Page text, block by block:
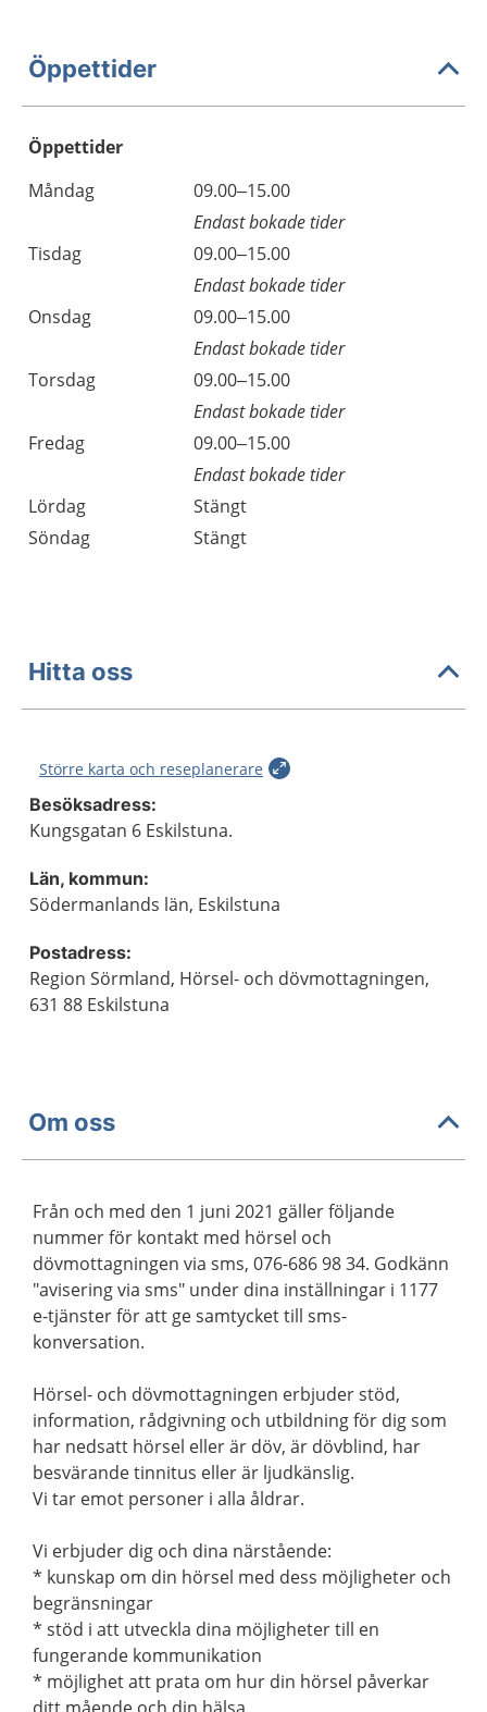
Öppettider
Öppettider
Dag
Öppettider
Kommentarer
Måndag
09.00–15.00
Endast bokade tider
Tisdag
09.00–15.00
Endast bokade tider
Onsdag
09.00–15.00
Endast bokade tider
Torsdag
09.00–15.00
Endast bokade tider
Fredag
09.00–15.00
Endast bokade tider
Lördag
Stängt
Söndag
Stängt
Hitta oss
Större karta och reseplanerare
Besöksadress:
Kungsgatan 6 Eskilstuna.
Län, kommun:
Södermanlands län, Eskilstuna
Postadress:
Region Sörmland, Hörsel- och dövmottagningen,
631 88 Eskilstuna
Om oss
Från och med den 1 juni 2021 gäller följande
nummer för kontakt med hörsel och
dövmottagningen via sms, 076-686 98 34. Godkänn
"avisering via sms" under dina inställningar i 1177
e-tjänster för att ge samtycket till sms-
konversation.
Hörsel- och dövmottagningen erbjuder stöd,
information, rådgivning och utbildning för dig som
har nedsatt hörsel eller är döv, är dövblind, har
besvärande tinnitus eller är ljudkänslig.
Vi tar emot personer i alla åldrar.
Vi erbjuder dig och dina närstående:
* kunskap om din hörsel med dess möjligheter och
begränsningar
* stöd i att utveckla dina möjligheter till en
fungerande kommunikation
* möjlighet att prata om hur din hörsel påverkar